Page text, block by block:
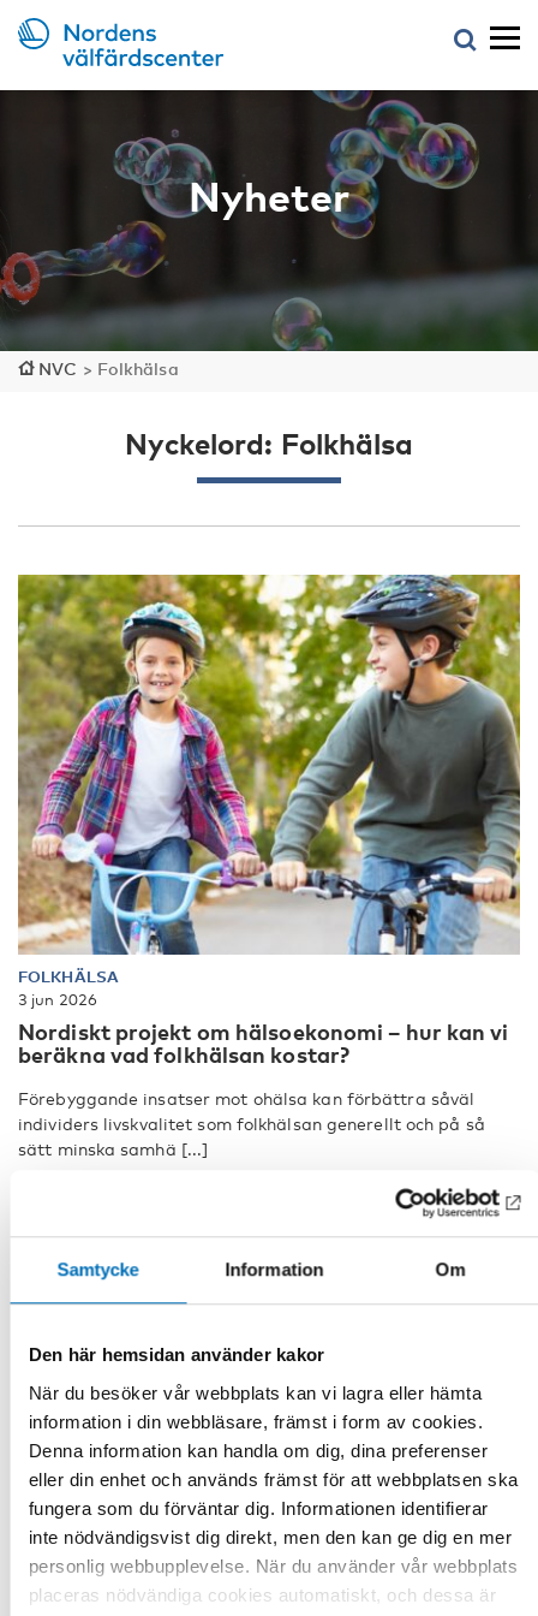
Samtycke Information Om
Den här hemsidan använder kakor
När du besöker vår webbplats kan vi lagra eller hämta
information i din webbläsare, främst i form av cookies.
Denna information kan handla om dig, dina preferenser
eller din enhet och används främst för att webbplatsen ska
fungera som du förväntar dig. Informationen identifierar
inte nödvändigsvist dig direkt, men den kan ge dig en mer
personlig webbupplevelse. När du använder vår webbplats
placeras nödvändiga cookies automatiskt, och dessa är
Nyheter
NVC > Folkhälsa
Nyckelord: Folkhälsa
FOLKHÄLSA
3 jun 2026
Nordiskt projekt om hälsoekonomi – hur kan vi
beräkna vad folkhälsan kostar?
Förebyggande insatser mot ohälsa kan förbättra såväl
individers livskvalitet som folkhälsan generellt och på så
sätt minska samhä [...]